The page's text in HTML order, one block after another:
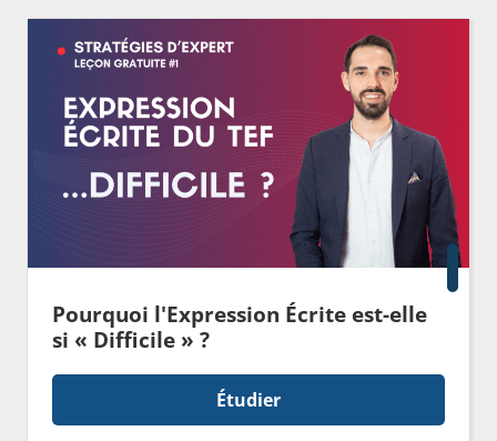
Pourquoi l'Expression Écrite est-elle
si « Difficile » ?
Étudier